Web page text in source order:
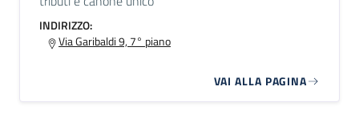
INDIRIZZO:
Via Garibaldi 9, 7° piano
VAI ALLA PAGINA